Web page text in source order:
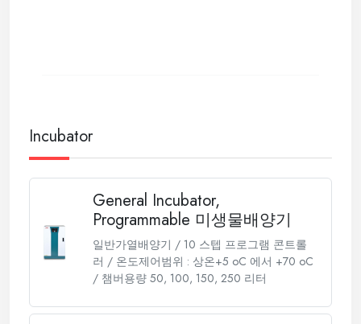
Incubator
General Incubator,
Programmable 미생물배양기
일반가열배양기 / 10 스텝 프로그램 콘트롤
러 / 온도제어범위 : 상온+5 oC 에서 +70 oC
/ 챔버용량 50, 100, 150, 250 리터